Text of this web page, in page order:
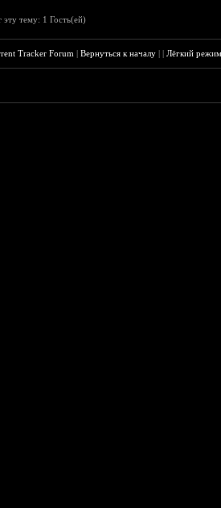
эту тему: 1 Гость(ей)
Tracker Forum |Вернуться к началу ||Лёгкий